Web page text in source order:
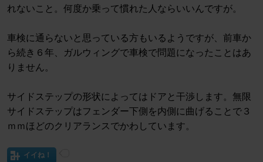
れないこと。何度か乗って慣れた人ならいいんですが。
車検に通らないと思っている方もいるようですが、前車か
ら続き６年、ガルウィングで車検で問題になったことはあ
りません。
サイドステップの形状によってはドアと干渉します。無限
サイドステップはフェンダー下側を内側に曲げることで３
ｍｍほどのクリアランスでかわしています。
イイね！